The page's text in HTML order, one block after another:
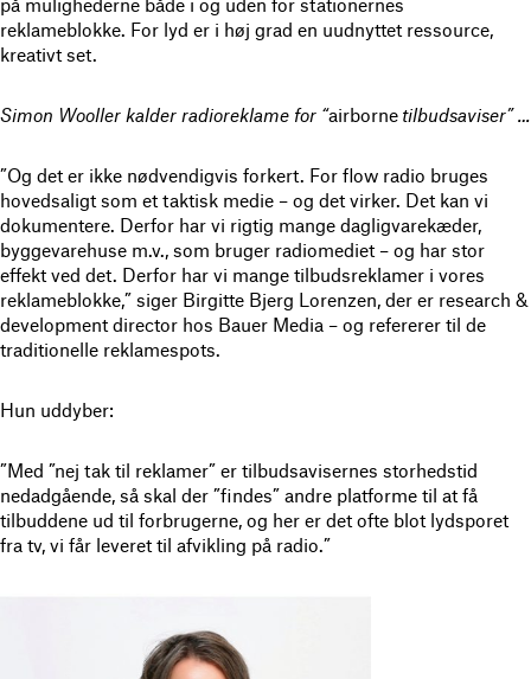
på mulighederne både i og uden for stationernes
reklameblokke. For lyd er i høj grad en uudnyttet ressource,
kreativt set.
Simon Wooller kalder radioreklame for “airborne tilbudsaviser” …
”Og det er ikke nødvendigvis forkert. For flow radio bruges
hovedsaligt som et taktisk medie – og det virker. Det kan vi
dokumentere. Derfor har vi rigtig mange dagligvarekæder,
byggevarehuse m.v., som bruger radiomediet – og har stor
effekt ved det. Derfor har vi mange tilbudsreklamer i vores
reklameblokke,” siger Birgitte Bjerg Lorenzen, der er research &
development director hos Bauer Media – og refererer til de
traditionelle reklamespots.
Hun uddyber:
”Med ”nej tak til reklamer” er tilbudsavisernes storhedstid
nedadgående, så skal der ”findes” andre platforme til at få
tilbuddene ud til forbrugerne, og her er det ofte blot lydsporet
fra tv, vi får leveret til afvikling på radio.”